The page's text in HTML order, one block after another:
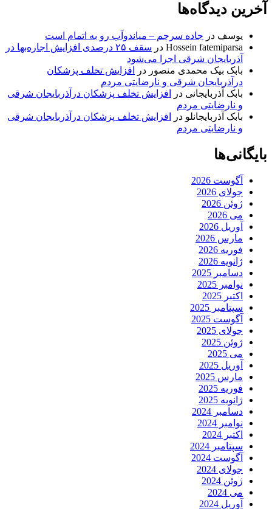
آخرین دیدگاه‌ها
یوسف در جاده سرچم – میاندوآب رو به اتمام است
Hossein fatemiparsa در
سقف ۲۵ درصدی افزایش اجاره‌بها در
آذربایجان شرقی اجرا می‌شود
بابک بیک محمدی منصور در
افزایش تخلف پزشکان
درآذربایجان شرقی و نارضایتی مردم
بابک آذربایجانی در
افزایش تخلف پزشکان درآذربایجان شرقی
و نارضایتی مردم
بابک آذربایجانلو در
افزایش تخلف پزشکان درآذربایجان شرقی
و نارضایتی مردم
بایگانی‌ها
آگوست 2026
جولای 2026
ژوئن 2026
می 2026
آوریل 2026
مارس 2026
فوریه 2026
ژانویه 2026
دسامبر 2025
نوامبر 2025
اکتبر 2025
سپتامبر 2025
آگوست 2025
جولای 2025
ژوئن 2025
می 2025
آوریل 2025
مارس 2025
فوریه 2025
ژانویه 2025
دسامبر 2024
نوامبر 2024
اکتبر 2024
سپتامبر 2024
آگوست 2024
جولای 2024
ژوئن 2024
می 2024
آوریل 2024